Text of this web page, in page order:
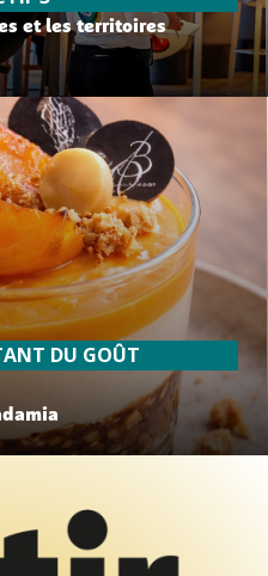
et les territoires
DU GOÛT